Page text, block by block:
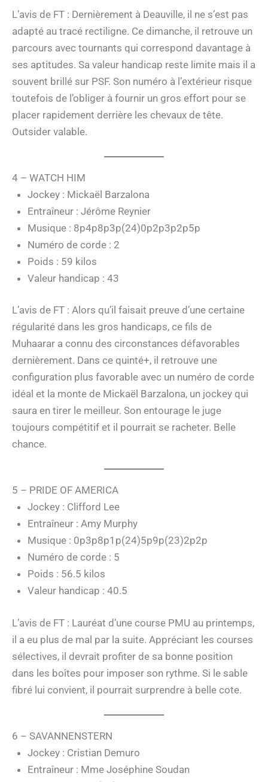
L’avis de FT : Dernièrement à Deauville, il ne s’est pas
adapté au tracé rectiligne. Ce dimanche, il retrouve un
parcours avec tournants qui correspond davantage à
ses aptitudes. Sa valeur handicap reste limite mais il a
souvent brillé sur PSF. Son numéro à l’extérieur risque
toutefois de l’obliger à fournir un gros effort pour se
placer rapidement derrière les chevaux de tête.
Outsider valable.
4 – WATCH HIM
Jockey : Mickaël Barzalona
Entraîneur : Jérôme Reynier
Musique : 8p4p8p3p(24)0p2p3p2p5p
Numéro de corde : 2
Poids : 59 kilos
Valeur handicap : 43
L’avis de FT : Alors qu’il faisait preuve d’une certaine
régularité dans les gros handicaps, ce fils de
Muhaarar a connu des circonstances défavorables
dernièrement. Dans ce quinté+, il retrouve une
configuration plus favorable avec un numéro de corde
idéal et la monte de Mickaël Barzalona, un jockey qui
saura en tirer le meilleur. Son entourage le juge
toujours compétitif et il pourrait se racheter. Belle
chance.
5 – PRIDE OF AMERICA
Jockey : Clifford Lee
Entraîneur : Amy Murphy
Musique : 0p3p8p1p(24)5p9p(23)2p2p
Numéro de corde : 5
Poids : 56.5 kilos
Valeur handicap : 40.5
L’avis de FT : Lauréat d’une course PMU au printemps,
il a eu plus de mal par la suite. Appréciant les courses
sélectives, il devrait profiter de sa bonne position
dans les boîtes pour imposer son rythme. Si le sable
fibré lui convient, il pourrait surprendre à belle cote.
6 – SAVANNENSTERN
Jockey : Cristian Demuro
Entraîneur : Mme Joséphine Soudan